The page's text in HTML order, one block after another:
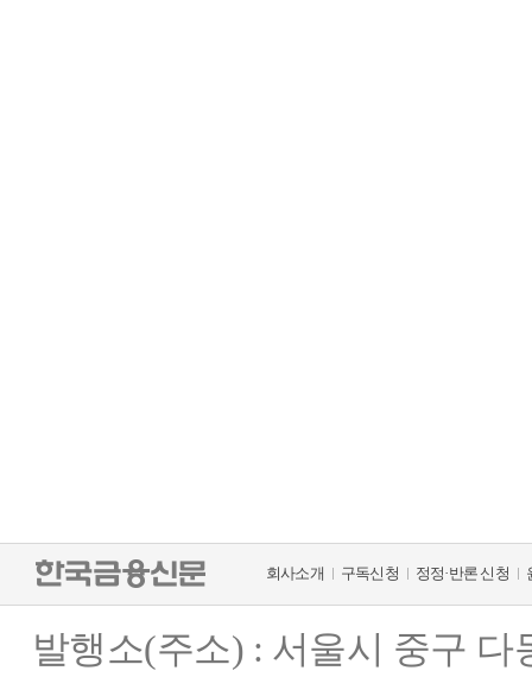
회사소개 구독신청 정정·반론 신청
발행소(주소) : 서울시 중구